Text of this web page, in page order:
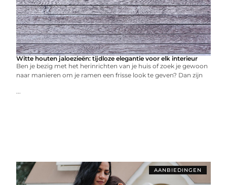
Witte houten jaloezieën: tijdloze elegantie voor elk interieur
Ben je bezig met het herinrichten van je huis of zoek je gewoon
naar manieren om je ramen een frisse look te geven? Dan zijn
...
AANBIEDINGEN